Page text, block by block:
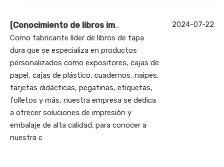
[Conocimiento de libros impresos ¿Cómo fabrica
Como fabricante líder de libros de tapa
dura que se especializa en productos
personalizados como expositores, cajas de
papel, cajas de plástico, cuadernos, naipes,
tarjetas didácticas, pegatinas, etiquetas,
folletos y más, nuestra empresa se dedica
a ofrecer soluciones de impresión y
embalaje de alta calidad. para conocer a
nuestra c
2024-07-22